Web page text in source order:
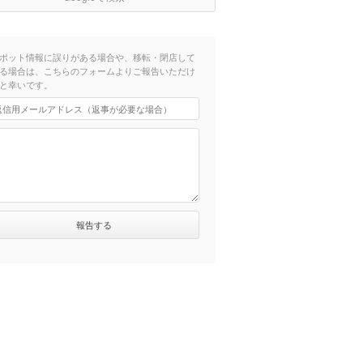
ット情報に誤りがある場合や、移転・閉店して
場合は、こちらのフォームよりご報告いただけ
幸いです。